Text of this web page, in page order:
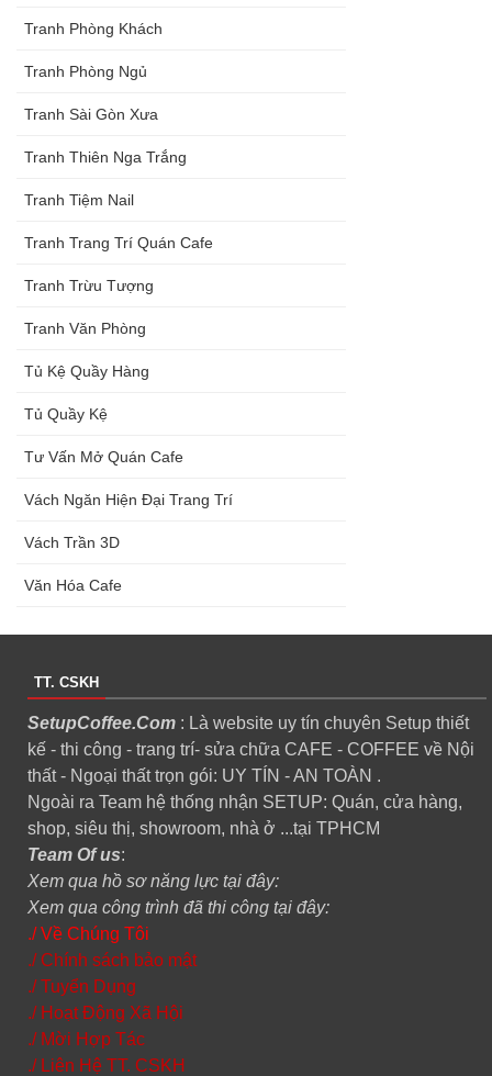
Tranh Phòng Khách
Tranh Phòng Ngủ
Tranh Sài Gòn Xưa
Tranh Thiên Nga Trắng
Tranh Tiệm Nail
Tranh Trang Trí Quán Cafe
Tranh Trừu Tượng
Tranh Văn Phòng
Tủ Kệ Quầy Hàng
Tủ Quầy Kệ
Tư Vấn Mở Quán Cafe
Vách Ngăn Hiện Đại Trang Trí
Vách Trần 3D
Văn Hóa Cafe
TT. CSKH
SetupCoffee.Com : Là website uy tín chuyên Setup thiết
kế - thi công - trang trí- sửa chữa CAFE - COFFEE về Nội
thất - Ngoại thất trọn gói: UY TÍN - AN TOÀN .
Ngoài ra Team hệ thống nhận SETUP: Quán, cửa hàng,
shop, siêu thị, showroom, nhà ở ...tại TPHCM
Team Of us:
Xem qua hồ sơ năng lực tại đây:
Xem qua công trình đã thi công tại đây:
./ Về Chúng Tôi
./ Chính sách bảo mật
./ Tuyển Dụng
./ Hoạt Động Xã Hội
./ Mời Hợp Tác
./ Liên Hệ TT. CSKH